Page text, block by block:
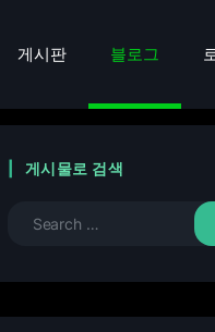
게시판 블로그
게시물로 검색